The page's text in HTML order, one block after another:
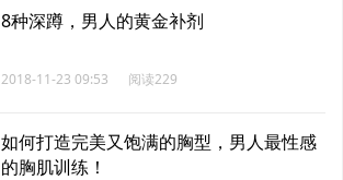
8种深蹲，男人的黄金补剂
2018-11-23 09:53 阅读229
如何打造完美又饱满的胸型，男人最性感
的胸肌训练！